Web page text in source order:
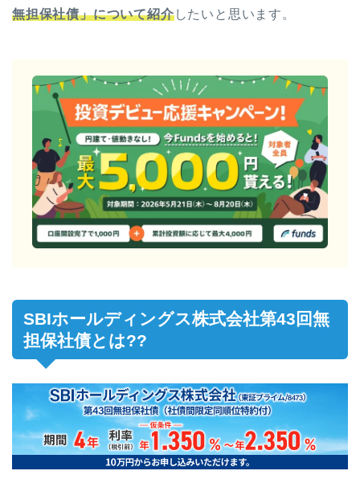
無担保社債」について紹介したいと思います。
SBIホールディングス株式会社第43回無
担保社債とは??